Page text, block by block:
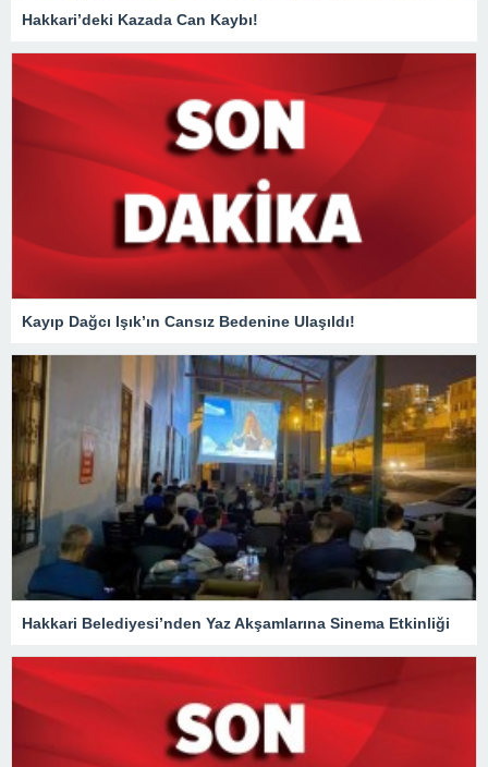
Hakkari’deki Kazada Can Kaybı!
Kayıp Dağcı Işık’ın Cansız Bedenine Ulaşıldı!
Hakkari Belediyesi’nden Yaz Akşamlarına Sinema Etkinliği